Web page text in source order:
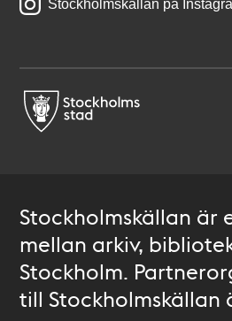
Stockholmskällan på
Stockholmskällan är
mellan arkiv,
Stockholm.
till Stockholmskällan